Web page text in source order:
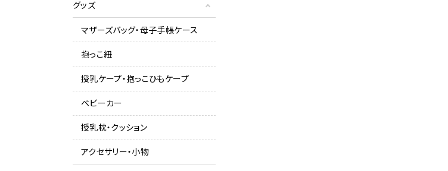
グッズ
マザーズバッグ・母子手帳ケース
抱っこ紐
授乳ケープ・抱っこひもケープ
ベビーカー
授乳枕・クッション
アクセサリー・小物